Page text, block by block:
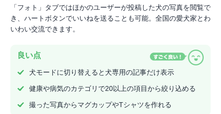
「フォト」タブではほかのユーザーが投稿した犬の写真を閲覧で
き、ハートボタンでいいねを送ることも可能。全国の愛犬家とわ
いわい交流できます。
良い点
犬モードに切り替えると犬専用の記事だけ表示
健康や病気のカテゴリで20以上の項目から絞り込める
撮った写真からマグカップやTシャツを作れる